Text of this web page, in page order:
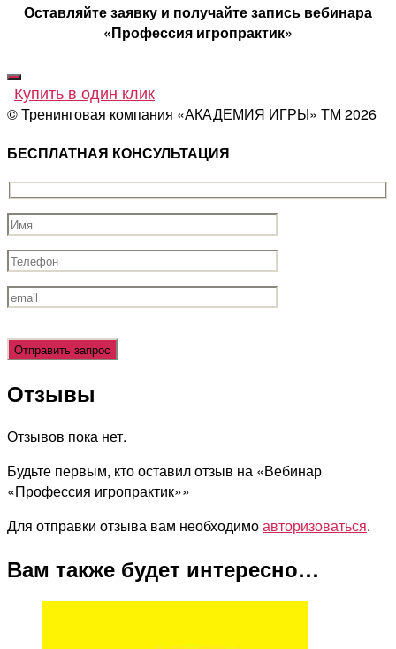
Оставляйте заявку и получайте запись вебинара
«Профессия игропрактик»
Купить в один клик
© Тренинговая компания «АКАДЕМИЯ ИГРЫ» ТМ 2026
БЕСПЛАТНАЯ КОНСУЛЬТАЦИЯ
Оставьте
это
пустым.
Отзывы
Отзывов пока нет.
Будьте первым, кто оставил отзыв на «Вебинар
«Профессия игропрактик»»
Для отправки отзыва вам необходимоавторизоваться.
Вам также будет интересно…